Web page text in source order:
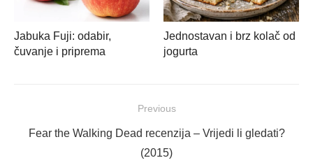
Jabuka Fuji: odabir,
čuvanje i priprema
Jednostavan i brz kolač od
jogurta
objava
Previous
Previous
Fear the Walking Dead recenzija – Vrijedi li gledati?
(2015)